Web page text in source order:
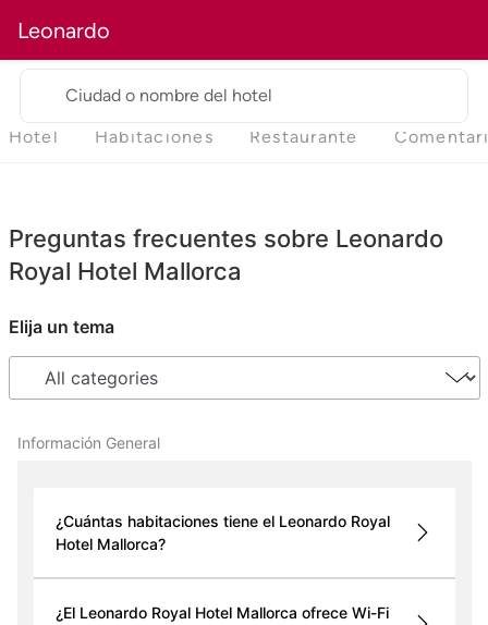
Leonardo
Ciudad o nombre del hotel
Hotel Habitaciones Restaurante
Preguntas frecuentes sobre Leonardo
Royal Hotel Mallorca
Elija un tema
Información General
¿Cuántas habitaciones tiene el Leonardo Royal
Hotel Mallorca?
¿El Leonardo Royal Hotel Mallorca ofrece Wi-Fi